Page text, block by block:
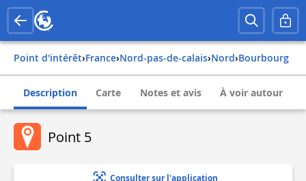
Point d'intérêt› france› nord-pas-de-calais› nord› bourbourg
Description Carte Notes et avis À voir autour
Point 5
Consulter sur l'application